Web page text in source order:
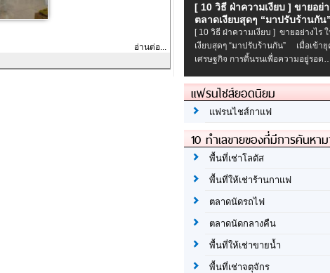
อ่านต่อ...
[ 10 วิธี ฝ่าความเงียบ ] ขายอย่
ตลาดเงียบสุดๆ “มาปรับร้านกัน”
[ 10 วิธี ฝ่าความเงียบ ] ขายอย่างไร
เงียบสุดๆ “มาปรับร้านกัน” เมื่อเข้า
เศรษฐกิจ การดิ้นรนเพื่อความอยู่รอด…
แฟรนไชส์ยอดนิยม
แฟรนไชส์กาแฟ
10 ทำเลขายของที่มีการค้นหา
พื้นที่เช่าโลตัส
พื้นที่ให้เช่าร้านกาแฟ
ตลาดนัดรถไฟ
ตลาดนัดกลางคืน
พื้นที่ให้เช่าขายน้ำ
พื้นที่เช่าจตุจักร